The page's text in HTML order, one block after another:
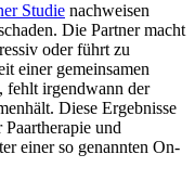
Studie nachweisen
Die Partner macht
oder führt zu
einer gemeinsamen
fehlt irgendwann der
Diese Ergebnisse
und
einer so genannten On-